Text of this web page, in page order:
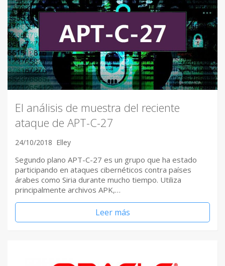
El análisis de muestra del reciente
ataque de APT-C-27
24/10/2018 Elley
Segundo plano APT-C-27 es un grupo que ha estado
participando en ataques cibernéticos contra países
árabes como Siria durante mucho tiempo. Utiliza
principalmente archivos APK,…
Leer más